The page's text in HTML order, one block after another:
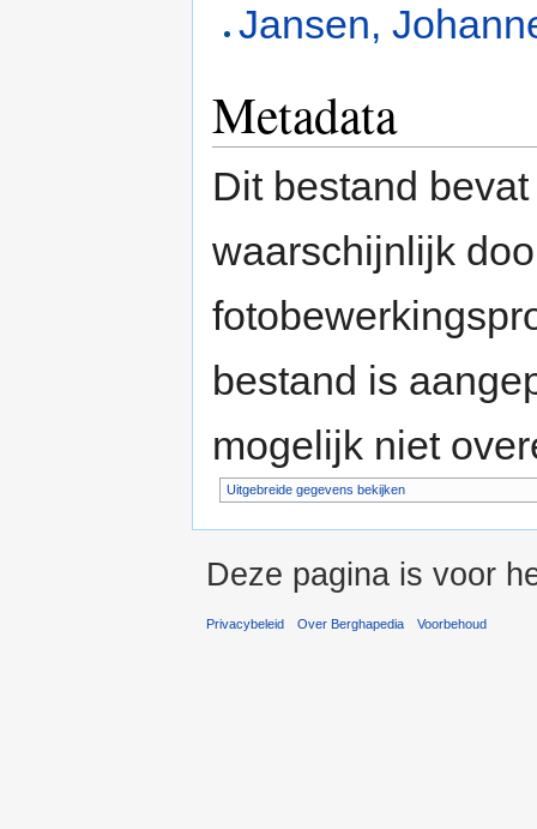
Jansen,
Metadata
Dit bestand
waarschijnlijk
bestand is
mogelijk niet
Uitgebreide gegevens bekijken
Deze pagina is voor
Privacybeleid Over Berghapedia Voorbehoud